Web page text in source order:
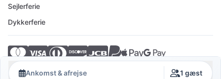
Ankomst & afrejse 1 gæst
Sejlerferie
Dykkerferie
© 2026 Crovillas GmbH